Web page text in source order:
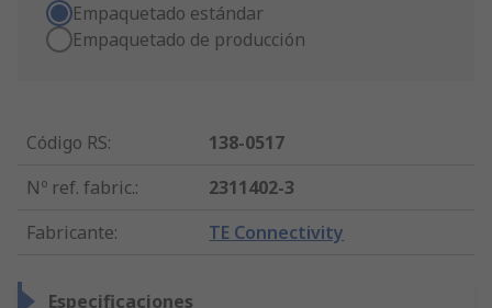
Empaquetado estándar
Empaquetado de producción
Código RS:
138-0517
Nº ref. fabric.:
2311402-3
Fabricante: TE Connectivity
Especificaciones